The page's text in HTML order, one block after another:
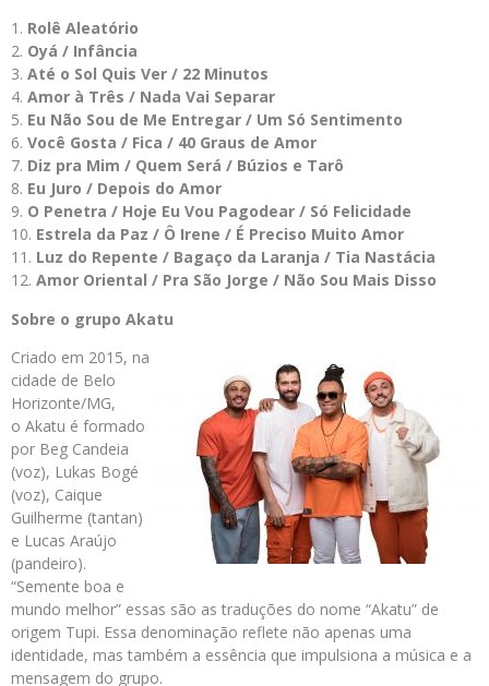
Rolê Aleatório
Oyá / Infância
Até o Sol Quis Ver / 22 Minutos
Amor à Três / Nada Vai Separar
Eu Não Sou de Me Entregar / Um Só Sentimento
Você Gosta / Fica / 40 Graus de Amor
Diz pra Mim / Quem Será / Búzios e Tarô
Eu Juro / Depois do Amor
O Penetra / Hoje Eu Vou Pagodear / Só Felicidade
Estrela da Paz / Ô Irene / É Preciso Muito Amor
Luz do Repente / Bagaço da Laranja / Tia Nastácia
Amor Oriental / Pra São Jorge / Não Sou Mais Disso
Sobre o grupo Akatu
Criado em 2015, na
cidade de Belo
Horizonte/MG,
o Akatu é formado
por Beg Candeia
(voz), Lukas Bogé
(voz), Caique
Guilherme (tantan)
e Lucas Araújo
(pandeiro).
“Semente boa e
mundo melhor” essas são as traduções do nome “Akatu” de
origem Tupi. Essa denominação reflete não apenas uma
identidade, mas também a essência que impulsiona a música e a
mensagem do grupo.